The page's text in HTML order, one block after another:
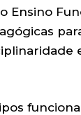
Ensino